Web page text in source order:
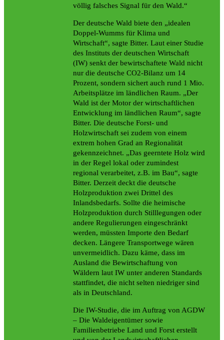
völlig falsches Signal für den Wald.“
Der deutsche Wald biete den „idealen
Doppel-Wumms für Klima und
Wirtschaft“, sagte Bitter. Laut einer Studie
des Instituts der deutschen Wirtschaft
(IW) senkt der bewirtschaftete Wald nicht
nur die deutsche CO2-Bilanz um 14
Prozent, sondern sichert auch rund 1 Mio.
Arbeitsplätze im ländlichen Raum. „Der
Wald ist der Motor der wirtschaftlichen
Entwicklung im ländlichen Raum“, sagte
Bitter. Die deutsche Forst- und
Holzwirtschaft sei zudem von einem
extrem hohen Grad an Regionalität
gekennzeichnet. „Das geerntete Holz wird
in der Regel lokal oder zumindest
regional verarbeitet, z.B. im Bau“, sagte
Bitter. Derzeit deckt die deutsche
Holzproduktion zwei Drittel des
Inlandsbedarfs. Sollte die heimische
Holzproduktion durch Stilllegungen oder
andere Regulierungen eingeschränkt
werden, müssten Importe den Bedarf
decken. Längere Transportwege wären
unvermeidlich. Dazu käme, dass im
Ausland die Bewirtschaftung von
Wäldern laut IW unter anderen Standards
stattfindet, die nicht selten niedriger sind
als in Deutschland.
Die IW-Studie, die im Auftrag von AGDW
– Die Waldeigentümer sowie
Familienbetriebe Land und Forst erstellt